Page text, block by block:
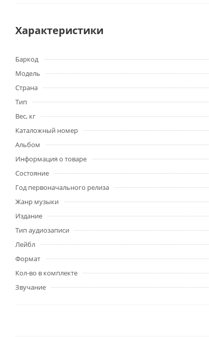
Характеристики
Баркод
Модель
Страна
Тип
Вес, кг
Каталожный номер
Альбом
Информация о товаре
Состояние
Год первоначального релиза
Жанр музыки
Издание
Тип аудиозаписи
Лейбл
Формат
Кол-во в комплекте
Звучание